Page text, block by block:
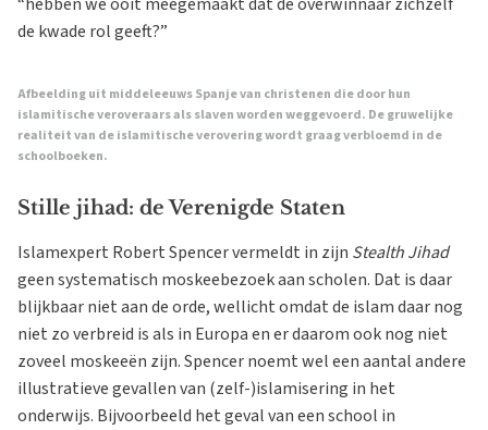
de kwade rol geeft?”
Afbeelding uit middeleeuws Spanje van christenen die door hun
islamitische veroveraars als slaven worden weggevoerd. De gruwelijke
realiteit van de islamitische verovering wordt graag verbloemd in de
schoolboeken.
Stille jihad: de Verenigde Staten
Islamexpert Robert Spencer vermeldt in zijn Stealth Jihad
geen systematisch moskeebezoek aan scholen. Dat is daar
blijkbaar niet aan de orde, wellicht omdat de islam daar nog
niet zo verbreid is als in Europa en er daarom ook nog niet
zoveel moskeeën zijn. Spencer noemt wel een aantal andere
illustratieve gevallen van (zelf-)islamisering in het
onderwijs. Bijvoorbeeld het geval van een school in